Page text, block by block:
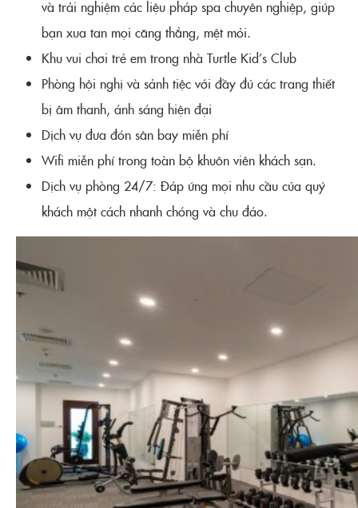
và trải nghiệm các liệu pháp spa chuyên nghiệp, giúp
bạn xua tan mọi căng thẳng, mệt mỏi.
Khu vui chơi trẻ em trong nhà Turtle Kid’s Club
Phòng hội nghị và sảnh tiệc với đầy đủ các trang thiết
bị âm thanh, ánh sáng hiện đại
Dịch vụ đưa đón sân bay miễn phí
Wifi miễn phí trong toàn bộ khuôn viên khách sạn.
Dịch vụ phòng 24/7: Đáp ứng mọi nhu cầu của quý
khách một cách nhanh chóng và chu đáo.